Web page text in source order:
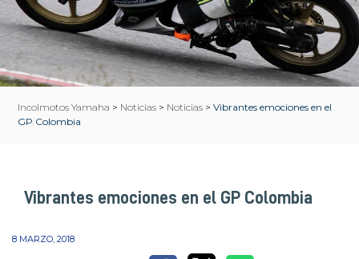
Incolmotos Yamaha > Noticias > Noticias > Vibrantes emociones en el
GP Colombia
Vibrantes emociones en el GP Colombia
8 MARZO, 2018